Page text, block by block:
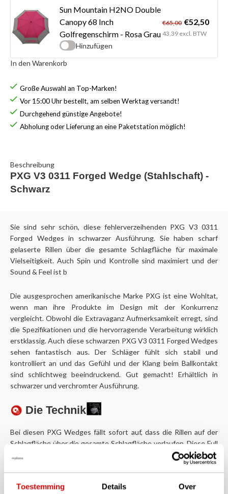
Toestemming Details Over
Sun Mountain H2NO Double
Canopy 68 Inch
Golfregenschirm - Rosa Grau
Hinzufügen
€65,00 €52,50
43,39 excl. BTW
In den Warenkorb
Große Auswahl an Top-Marken!
Vor 15:00 Uhr bestellt, am selben Werktag versandt!
Durchgehend günstige Angebote!
Abholung oder Lieferung an eine Paketstation möglich!
Beschreibung
PXG V3 0311 Forged Wedge (Stahlschaft) -
Schwarz
Sie sind sehr schön, diese fehlerverzeihenden PXG V3 0311
Forged Wedges in schwarzer Ausführung. Sie haben scharf
gelaserte Rillen über die gesamte Schlagfläche für maximale
Vielseitigkeit. Auch Spin und Kontrolle sind maximiert und der
Sound & Feel ist b
Die ausgesprochen amerikanische Marke PXG ist eine Wohltat,
wenn man ihre Produkte im Design mit der Konkurrenz
vergleicht. Obwohl die Extravaganz Aufmerksamkeit erregt, sind
die Spezifikationen und die hervorragende Verarbeitung wirklich
erstklassig. Auch diese schwarzen PXG V3 0311 Forged Wedges
sehen fantastisch aus. Der Schläger fühlt sich stabil und
kontrolliert an und das Gefühl und der Klang beim Ballkontakt
sind schlichtweg beeindruckend. Gut gemacht! Erhältlich in
schwarzer und verchromter Ausführung.
Die Technik
Bei diesen PXG Wedges fällt sofort auf, dass die Rillen auf der
Schlagfläche über die gesamte Schlagfläche verlaufen. Diese Full
Face Grooves
bieten mehr Vielseitigkeit bei der Verwendung
dieser Wedges, unabhängig von den jeweiligen Bedingungen.
Weightingsehr ausgewogen anfühlen, wobei das Sohlen-Design